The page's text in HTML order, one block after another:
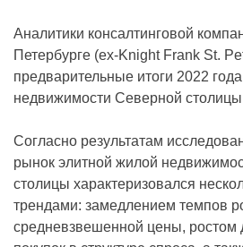
Аналитики консалтинговой
Петербурге (ex-Knight Frank St.
предварительные итоги 2022
недвижимости Северной
Согласно результатам
рынок элитной жилой
столицы характеризовался
трендами: замедлением темпов
средневзвешенной цены, ростом